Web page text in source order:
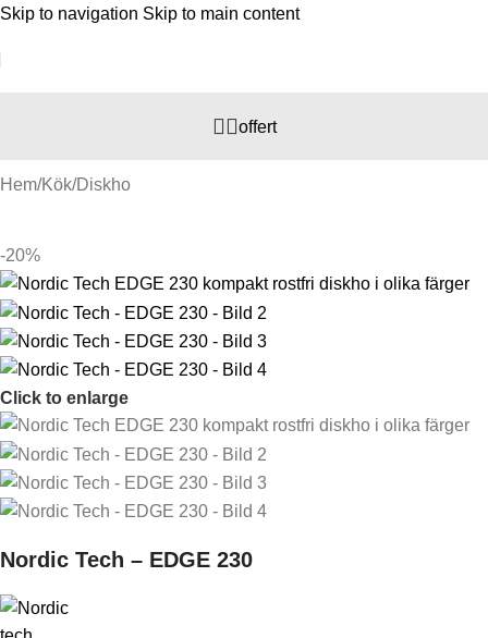
Skip to navigation Skip to main content
offert
Hem/Kök/Diskho
-20%
Click to enlarge
Nordic Tech – EDGE 230